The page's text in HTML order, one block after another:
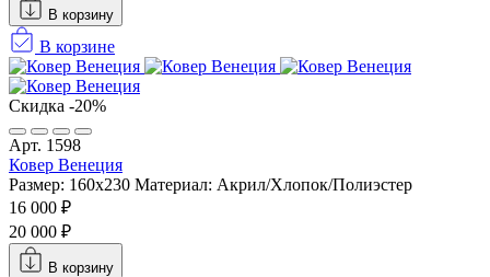
В корзину
В корзине
Скидка -20%
Арт. 1598
Ковер Венеция
Размер: 160х230 Материал: Акрил/Хлопок/Полиэстер
16 000 ₽
20 000 ₽
В корзину